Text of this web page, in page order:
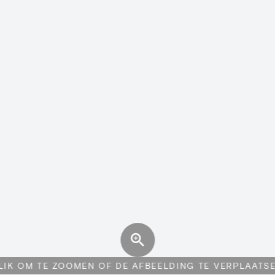
OM TE ZOOMEN OF DE AFBEELDING TE